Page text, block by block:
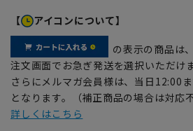
【 アイコンについて】
の表示の商品は、
注文画面でお急ぎ発送を選択いただけま
さらにメルマガ会員様は、当日12:00
となります。（補正商品の場合は対応不
詳しくはこちら